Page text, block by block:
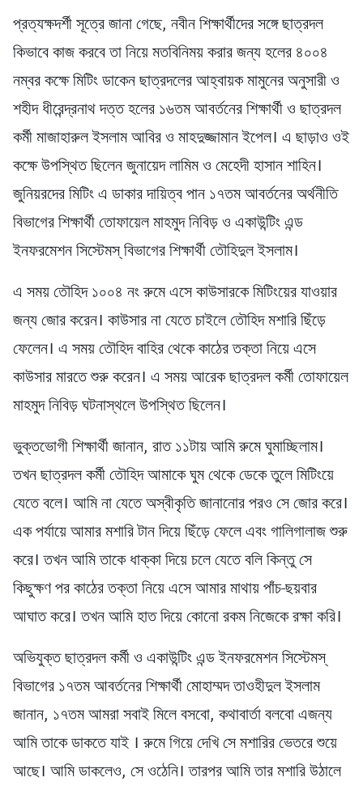
প্রত্যক্ষদর্শী সূত্রে জানা গেছে, নবীন শিক্ষার্থীদের সঙ্গে ছাত্রদল
কিভাবে কাজ করবে তা নিয়ে মতবিনিময় করার জন্য হলের ৪০০৪
নম্বর কক্ষে মিটিং ডাকেন ছাত্রদলের আহ্বায়ক মামুনের অনুসারী ও
শহীদ ধীরেন্দ্রনাথ দত্ত হলের ১৬তম আবর্তনের শিক্ষার্থী ও ছাত্রদল
কর্মী মাজাহারুল ইসলাম আবির ও মাহদুজ্জামান ইপেল। এ ছাড়াও ওই
কক্ষে উপস্থিত ছিলেন জুনায়েদ লামিম ও মেহেদী হাসান শাহিন।
জুনিয়রদের মিটিং এ ডাকার দায়িত্ব পান ১৭তম আবর্তনের অর্থনীতি
বিভাগের শিক্ষার্থী তোফায়েল মাহমুদ নিবিড় ও একাউন্টিং এন্ড
ইনফরমেশন সিস্টেমস্ বিভাগের শিক্ষার্থী তৌহিদুল ইসলাম।
এ সময় তৌহিদ ১০০৪ নং রুমে এসে কাউসারকে মিটিংয়ের যাওয়ার
জন্য জোর করেন। কাউসার না যেতে চাইলে তৌহিদ মশারি ছিঁড়ে
ফেলেন। এ সময় তৌহিদ বাহির থেকে কাঠের তক্তা নিয়ে এসে
কাউসার মারতে শুরু করেন। এ সময় আরেক ছাত্রদল কর্মী তোফায়েল
মাহমুদ নিবিড় ঘটনাস্থলে উপস্থিত ছিলেন।
ভুক্তভোগী শিক্ষার্থী জানান, রাত ১১টায় আমি রুমে ঘুমাচ্ছিলাম।
তখন ছাত্রদল কর্মী তৌহিদ আমাকে ঘুম থেকে ডেকে তুলে মিটিংয়ে
যেতে বলে। আমি না যেতে অস্বীকৃতি জানানোর পরও সে জোর করে।
এক পর্যায়ে আমার মশারি টান দিয়ে ছিঁড়ে ফেলে এবং গালিগালাজ শুরু
করে। তখন আমি তাকে ধাক্কা দিয়ে চলে যেতে বলি কিন্তু সে
কিছুক্ষণ পর কাঠের তক্তা নিয়ে এসে আমার মাথায় পাঁচ-ছয়বার
আঘাত করে। তখন আমি হাত দিয়ে কোনো রকম নিজেকে রক্ষা করি।
অভিযুক্ত ছাত্রদল কর্মী ও একাউন্টিং এন্ড ইনফরমেশন সিস্টেমস্
বিভাগের ১৭তম আবর্তনের শিক্ষার্থী মোহাম্মদ তাওহীদুল ইসলাম
জানান, ১৭তম আমরা সবাই মিলে বসবো, কথাবার্তা বলবো এজন্য
আমি তাকে ডাকতে যাই । রুমে গিয়ে দেখি সে মশারির ভেতরে শুয়ে
আছে। আমি ডাকলেও, সে ওঠেনি। তারপর আমি তার মশারি উঠালে